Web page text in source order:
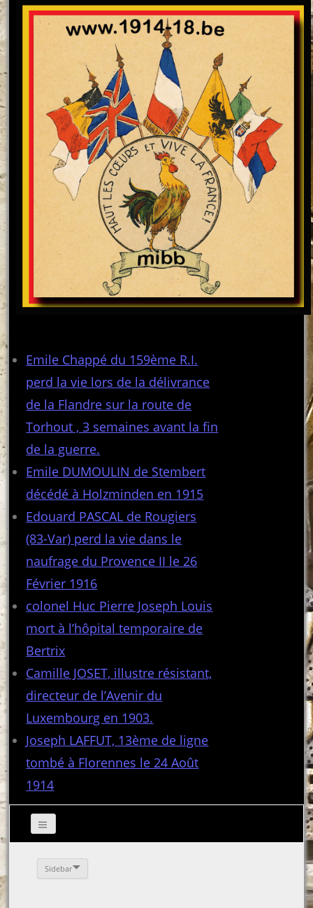
Emile Chappé du 159ème R.I.
perd la vie lors de la délivrance
de la Flandre sur la route de
Torhout , 3 semaines avant la fin
de la guerre.
Emile DUMOULIN de Stembert
décédé à Holzminden en 1915
Edouard PASCAL de Rougiers
(83-Var) perd la vie dans le
naufrage du Provence II le 26
Février 1916
colonel Huc Pierre Joseph Louis
mort à l’hôpital temporaire de
Bertrix
Camille JOSET, illustre résistant,
directeur de l’Avenir du
Luxembourg en 1903.
Joseph LAFFUT, 13ème de ligne
tombé à Florennes le 24 Août
1914
Sidebar